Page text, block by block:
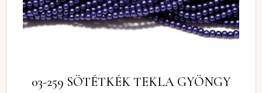
03-259 SÖTÉTKÉK TEKLA GYÖNGY